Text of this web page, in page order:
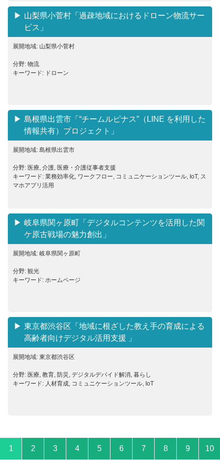
山梨県小菅村「過疎地域におけるドローン物流サー
ビス」
展開地域: 山梨県小菅村
分野: 物流
キーワード: ドローン
島根県出雲市「“チームルピナス”（LINE を利用した
情報共有）プロジェクト」
展開地域: 島根県出雲市
分野: 医療, 介護, 医療・介護従事者支援
キーワード: 業務効率化, ワークフロー, コミュニケーションツール, IoT, ス
マホアプリ活用
岐阜県関ヶ原町「デジタルコンテンツを活用した関
ケ原古戦場の魅力創出」
展開地域: 岐阜県関ヶ原町
分野: 観光
キーワード: ホームページ
東京都渋谷区「地域に根ざした教え手の育成による
高齢者向けデジタル活用支援 」
展開地域: 東京都渋谷区
分野: 医療, 教育, 防災, デジタルデバイド解消, 暮らし
キーワード: 人材育成, コミュニケーションツール, IoT
1 2 3 4 5 6 7 8 9 10